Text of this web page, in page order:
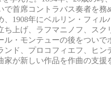
首席コントラバス奏者を務
1908年にベルリン・フィル
上げ、ラフマニノフ、スク
ル・モンテューの後をついで
ンド、プロコフィエフ、ヒン
が新しい作品を作曲の支援